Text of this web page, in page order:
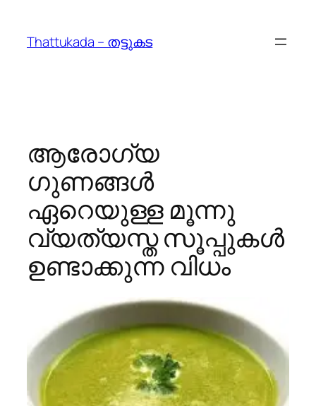
content
Thattukada – തട്ടുകട
ആരോഗ്യ
ഗുണങ്ങള്‍
ഏറെയുള്ള മൂന്നു
വ്യത്യസ്ത സൂപ്പുകള്‍
ഉണ്ടാക്കുന്ന വിധം